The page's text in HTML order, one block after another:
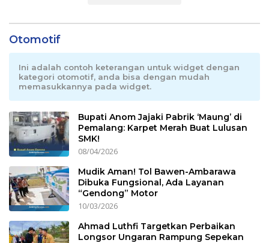
Otomotif
Ini adalah contoh keterangan untuk widget dengan
kategori otomotif, anda bisa dengan mudah
memasukkannya pada widget.
Bupati Anom Jajaki Pabrik ‘Maung’ di
Pemalang: Karpet Merah Buat Lulusan
SMK!
08/04/2026
Mudik Aman! Tol Bawen-Ambarawa
Dibuka Fungsional, Ada Layanan
“Gendong” Motor
10/03/2026
Ahmad Luthfi Targetkan Perbaikan
Longsor Ungaran Rampung Sepekan